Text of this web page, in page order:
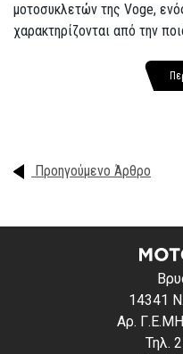
μοτοσυκλετών της Voge,
χαρακτηρίζονται από την
Προηγούμενο Άρθρο
14341
Αρ.
Τηλ.